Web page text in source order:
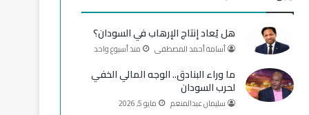
و
ك
T
u
b
e
ق
ر
ا
م
هل يُعاد إنتاج الإرهاب في السودان؟
أسامة أحمد المصطفى منذ أسبوع واحد
ما وراء البنادق.. الوجه المالي الخفي
لحرب السودان
سليمان عبدالمنعم مايو 5, 2026